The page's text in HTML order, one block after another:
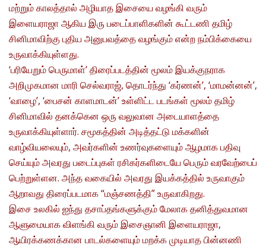
மற்றும் காலத்தால் அழியாத இசையை வழங்கி வரும்
இளையராஜா ஆகிய இரு படைப்பாளிகளின் கூட்டணி தமிழ்
சினிமாவிற்கு புதிய அனுபவத்தை வழங்கும் என்ற நம்பிக்கையை
உருவாக்கியுள்ளது.
‘பரியேறும் பெருமாள்’ திரைப்படத்தின் மூலம் இயக்குநராக
அறிமுகமான மாரி செல்வராஜ், தொடர்ந்து ‘கர்ணன்’, ‘மாமன்னன்’,
‘வாழை’, ‘பைசன் காளமாடன்’ உள்ளிட்ட படங்கள் மூலம் தமிழ்
சினிமாவில் தனக்கென ஒரு வலுவான அடையாளத்தை
உருவாக்கியுள்ளார். சமூகத்தின் அடித்தட்டு மக்களின்
வாழ்வியலையும், அவர்களின் உணர்வுகளையும் ஆழமாக பதிவு
செய்யும் அவரது படைப்புகள் ரசிகர்களிடையே பெரும் வரவேற்பைப்
பெற்றுள்ளன. அந்த வகையில் அவரது இயக்கத்தில் உருவாகும்
ஆறாவது திரைப்படமாக “மஞ்சணத்தி” உருவாகிறது.
இசை உலகில் ஐந்து தசாப்தங்களுக்கும் மேலாக தனித்துவமான
ஆளுமையாக விளங்கி வரும் இசைஞானி இளையராஜா,
ஆயிரக்கணக்கான பாடல்களையும் மறக்க முடியாத பின்னணி